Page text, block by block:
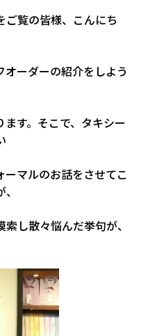
ご覧の皆様、こんにち
ーダーの紹介をしよう
す。そこで、タキシー
マルのお話をさせてこ
し散々悩んだ挙句が、